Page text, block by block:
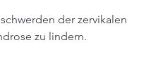
zu lindern.